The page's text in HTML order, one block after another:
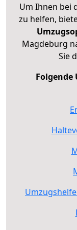
Um Ihnen bei
zu helfen,
Magdeburg
Sie
Folgende